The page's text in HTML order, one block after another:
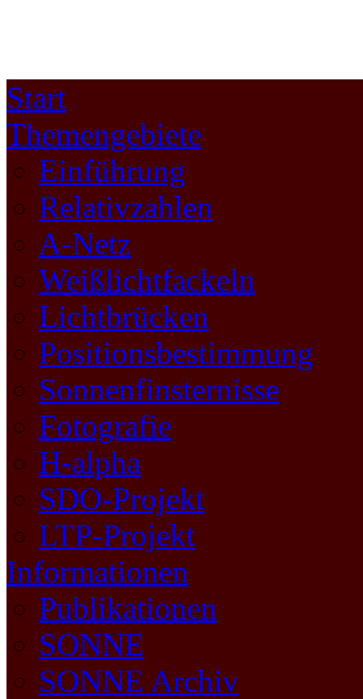
Start
Themengebiete
Einführung
Relativzahlen
A-Netz
Weißlichtfackeln
Lichtbrücken
Positionsbestimmung
Sonnenfinsternisse
Fotografie
H-alpha
SDO-Projekt
LTP-Projekt
Informationen
Publikationen
SONNE
SONNE Archiv